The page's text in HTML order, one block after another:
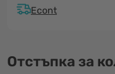
Econt
Отстъпка за